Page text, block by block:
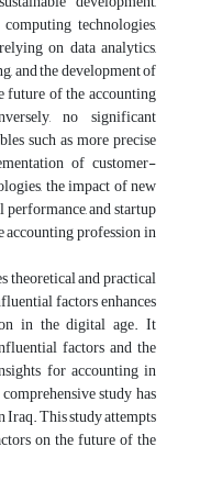
technologies,
on data analytics,
and the development of
of the accounting
no significant
such as more precise
of customer-
the impact of new
and startup
profession in
theoretical and practical
factors enhances
in the digital age. It
factors and the
for accounting in
study has
Iraq. This study attempts
on the future of the